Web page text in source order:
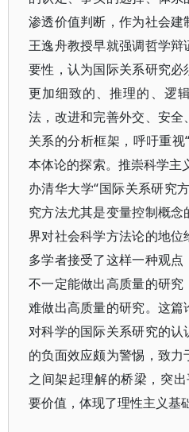
渗透价值判断，作为社会建
王逸舟教授早就强调哲学
要性，认为国际关系研究
更加细致的、推理的、逻
法，改进和完善外交、安
关系的分析框架，呼吁重
本体论的探索。推崇科学主
办清华大学“国际关系研究
究方法尤其是变量控制概
界对社会科学方法论的地
多学者接受了这样一种观
不一定能做出高质量的研
难做出高质量的研究。这篇
对科学的国际关系研究的认
的负面效应颇为警惕，致力
之间架起理解的桥梁，突出
要价值，体现了理性主义基